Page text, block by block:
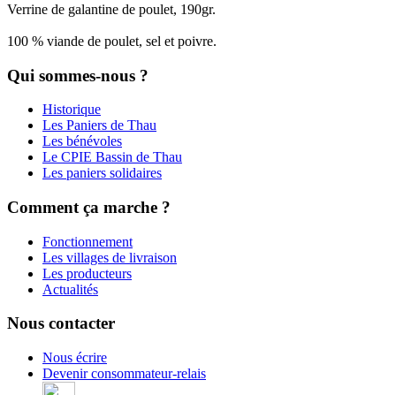
Verrine de galantine de poulet, 190gr.
100 % viande de poulet, sel et poivre.
Qui sommes-nous ?
Historique
Les Paniers de Thau
Les bénévoles
Le CPIE Bassin de Thau
Les paniers solidaires
Comment ça marche ?
Fonctionnement
Les villages de livraison
Les producteurs
Actualités
Nous contacter
Nous écrire
Devenir consommateur-relais